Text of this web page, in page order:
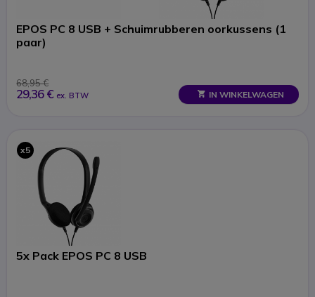
EPOS PC 8 USB + Schuimrubberen oorkussens (1
paar)
68,95 €
29,36 € ex. BTW IN WINKELWAGEN
x5
5x Pack EPOS PC 8 USB